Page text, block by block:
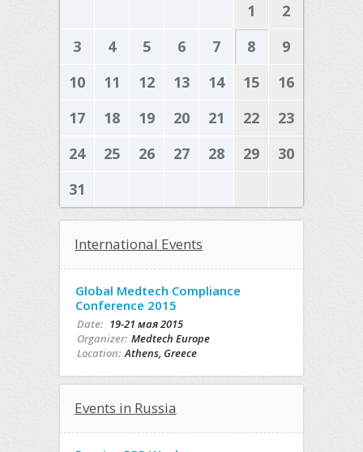
1
2
3
4 5 6 7 8
9
10
11 12 13 14 15
16
17
18 19 20 21 22
23
24
25 26 27 28 29
30
31
International Events
Global Medtech Compliance
Conference 2015
Date: 19-21 мая 2015
Organizer: Medtech Europe
Location: Athens, Greece
Events in Russia